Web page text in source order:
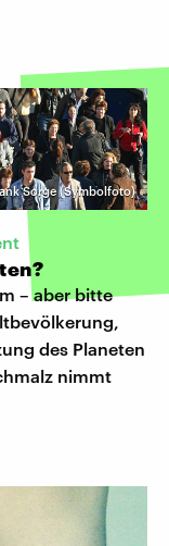
Sorge (Symbolfoto)
– aber bitte
des Planeten
nimmt